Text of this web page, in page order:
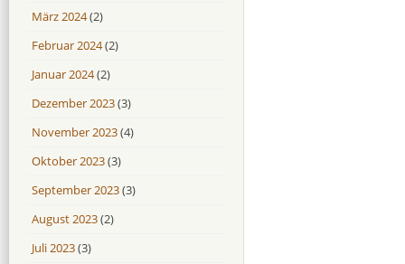
März 2024(2)
Februar 2024(2)
Januar 2024(2)
Dezember 2023(3)
November 2023(4)
Oktober 2023(3)
September 2023(3)
August 2023(2)
Juli 2023(3)